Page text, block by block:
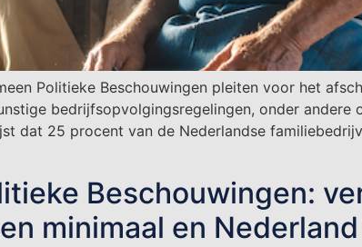
Politieke Beschouwingen pleiten voor het
bedrijfsopvolgingsregelingen, onder
dat 25 procent van de Nederlandse
Beschouwingen:
minimaal en